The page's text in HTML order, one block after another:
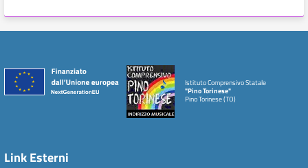
Istituto Comprensivo Statale
"Pino Torinese"
Pino Torinese (TO)
Link Esterni